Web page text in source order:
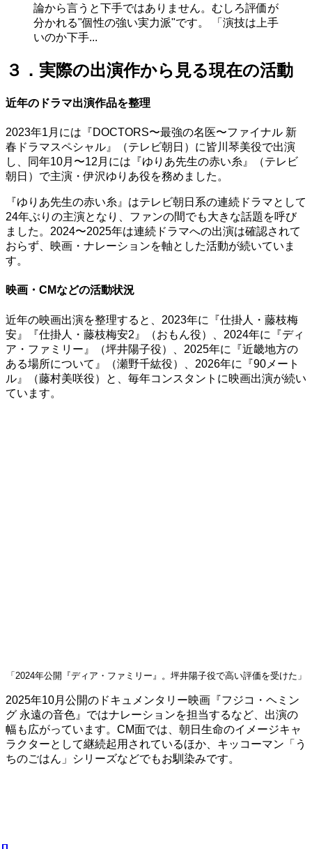
論から言うと下手ではありません。むしろ評価が
分かれる"個性の強い実力派"です。 「演技は上手
いのか下手...
３．実際の出演作から見る現在の活動
近年のドラマ出演作品を整理
2023年1月には『DOCTORS〜最強の名医〜ファイナル 新
春ドラマスペシャル』（テレビ朝日）に皆川琴美役で出演
し、同年10月〜12月には『ゆりあ先生の赤い糸』（テレビ
朝日）で主演・伊沢ゆりあ役を務めました。
『ゆりあ先生の赤い糸』はテレビ朝日系の連続ドラマとして
24年ぶりの主演となり、ファンの間でも大きな話題を呼び
ました。2024〜2025年は連続ドラマへの出演は確認されて
おらず、映画・ナレーションを軸とした活動が続いていま
す。
映画・CMなどの活動状況
近年の映画出演を整理すると、2023年に『仕掛人・藤枝梅
安』『仕掛人・藤枝梅安2』（おもん役）、2024年に『ディ
ア・ファミリー』（坪井陽子役）、2025年に『近畿地方の
ある場所について』（瀬野千紘役）、2026年に『90メート
ル』（藤村美咲役）と、毎年コンスタントに映画出演が続い
ています。
「2024年公開『ディア・ファミリー』。坪井陽子役で高い評価を受けた」
2025年10月公開のドキュメンタリー映画『フジコ・ヘミン
グ 永遠の音色』ではナレーションを担当するなど、出演の
幅も広がっています。CM面では、朝日生命のイメージキャ
ラクターとして継続起用されているほか、キッコーマン「う
ちのごはん」シリーズなどでもお馴染みです。